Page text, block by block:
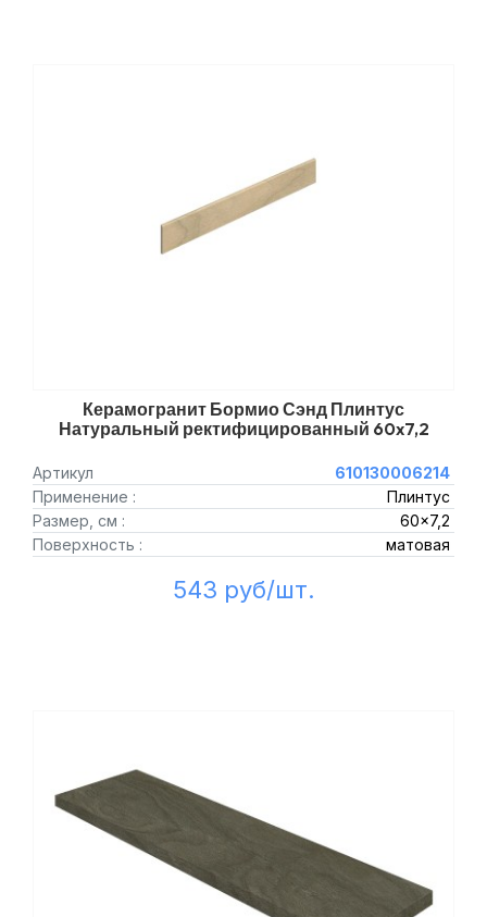
Керамогранит Бормио Сэнд Плинтус
Натуральный ректифицированный 60x7,2
Артикул
610130006214
Применение :
Плинтус
Размер, см :
60x7,2
Поверхность :
матовая
543 руб/шт.